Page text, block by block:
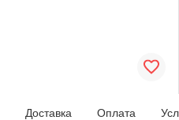
Доставка Оплата